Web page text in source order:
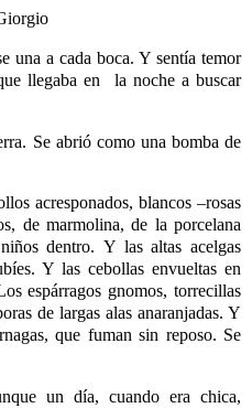
una a cada boca. Y sentía temor
llegaba en la noche a buscar
Se abrió como una bomba de
acresponados, blancos –rosas
de marmolina, de la porcelana
dentro.Y las altas acelgas
Y las cebollas envueltas en
espárragos gnomos, torrecillas
de largas alas anaranjadas. Y
que fuman sin reposo. Se
un día, cuando era chica,